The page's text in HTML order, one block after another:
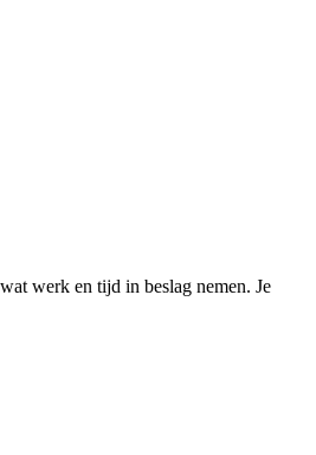
werk en tijd in beslag nemen. Je